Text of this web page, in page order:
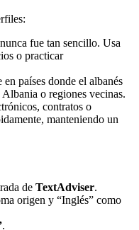
fue tan sencillo. Usa
o practicar
países donde el albanés
o regiones vecinas.
contratos o
manteniendo un
de TextAdviser.
origen y “Inglés” como
.